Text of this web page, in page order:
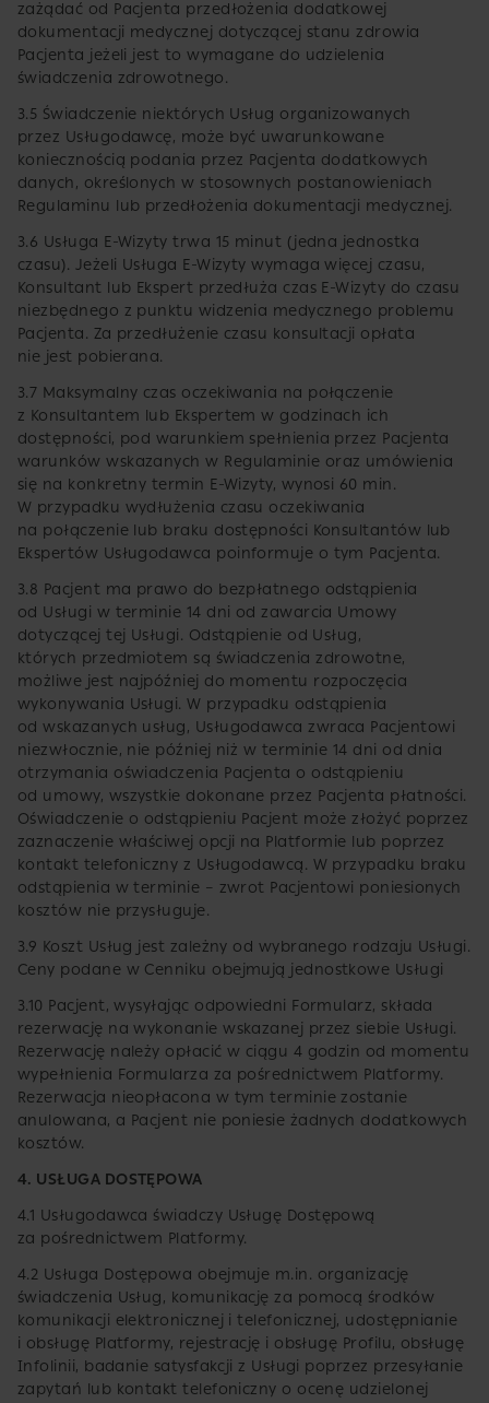
zażądać od Pacjenta przedłożenia dodatkowej
dokumentacji medycznej dotyczącej stanu zdrowia
Pacjenta jeżeli jest to wymagane do udzielenia
świadczenia zdrowotnego.
3.5 Świadczenie niektórych Usług organizowanych
przez Usługodawcę, może być uwarunkowane
koniecznością podania przez Pacjenta dodatkowych
danych, określonych w stosownych postanowieniach
Regulaminu lub przedłożenia dokumentacji medycznej.
3.6 Usługa E-Wizyty trwa 15 minut (jedna jednostka
czasu). Jeżeli Usługa E-Wizyty wymaga więcej czasu,
Konsultant lub Ekspert przedłuża czas E-Wizyty do czasu
niezbędnego z punktu widzenia medycznego problemu
Pacjenta. Za przedłużenie czasu konsultacji opłata
nie jest pobierana.
3.7 Maksymalny czas oczekiwania na połączenie
z Konsultantem lub Ekspertem w godzinach ich
dostępności, pod warunkiem spełnienia przez Pacjenta
warunków wskazanych w Regulaminie oraz umówienia
się na konkretny termin E-Wizyty, wynosi 60 min.
W przypadku wydłużenia czasu oczekiwania
na połączenie lub braku dostępności Konsultantów lub
Ekspertów Usługodawca poinformuje o tym Pacjenta.
3.8 Pacjent ma prawo do bezpłatnego odstąpienia
od Usługi w terminie 14 dni od zawarcia Umowy
dotyczącej tej Usługi. Odstąpienie od Usług,
których przedmiotem są świadczenia zdrowotne,
możliwe jest najpóźniej do momentu rozpoczęcia
wykonywania Usługi. W przypadku odstąpienia
od wskazanych usług, Usługodawca zwraca Pacjentowi
niezwłocznie, nie później niż w terminie 14 dni od dnia
otrzymania oświadczenia Pacjenta o odstąpieniu
od umowy, wszystkie dokonane przez Pacjenta płatności.
Oświadczenie o odstąpieniu Pacjent może złożyć poprzez
zaznaczenie właściwej opcji na Platformie lub poprzez
kontakt telefoniczny z Usługodawcą. W przypadku braku
odstąpienia w terminie – zwrot Pacjentowi poniesionych
kosztów nie przysługuje.
3.9 Koszt Usług jest zależny od wybranego rodzaju Usługi.
Ceny podane w Cenniku obejmują jednostkowe Usługi
3.10 Pacjent, wysyłając odpowiedni Formularz, składa
rezerwację na wykonanie wskazanej przez siebie Usługi.
Rezerwację należy opłacić w ciągu 4 godzin od momentu
wypełnienia Formularza za pośrednictwem Platformy.
Rezerwacja nieopłacona w tym terminie zostanie
anulowana, a Pacjent nie poniesie żadnych dodatkowych
kosztów.
4. USŁUGA DOSTĘPOWA
4.1 Usługodawca świadczy Usługę Dostępową
za pośrednictwem Platformy.
4.2 Usługa Dostępowa obejmuje m.in. organizację
świadczenia Usług, komunikację za pomocą środków
komunikacji elektronicznej i telefonicznej, udostępnianie
i obsługę Platformy, rejestrację i obsługę Profilu, obsługę
Infolinii, badanie satysfakcji z Usługi poprzez przesyłanie
zapytań lub kontakt telefoniczny o ocenę udzielonej